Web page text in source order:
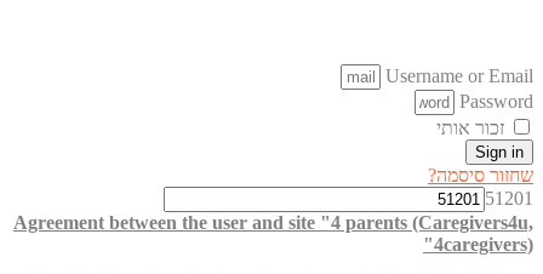
Username or Email
Password
זכור אותי
Sign in
שחזור סיסמה?
51201
Agreement between the user and site "4 parents (Caregivers4u,
4caregivers)"